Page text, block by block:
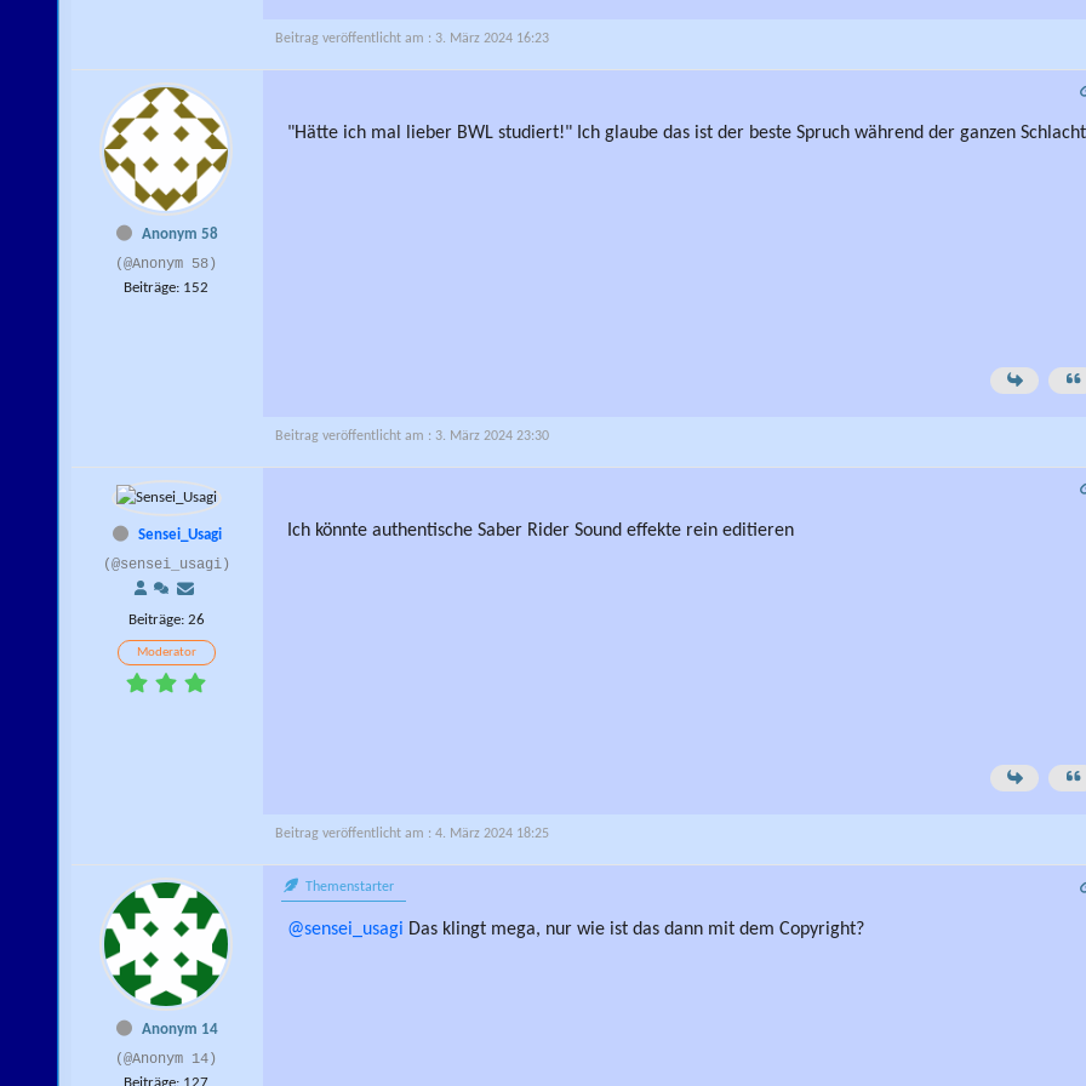
Beitrag veröffentlicht am : 3. März 2024 16:23
Anonym 58
(@Anonym 58)
Beiträge: 152
"Hätte ich mal lieber BWL studiert!" Ich glaube das ist der beste Spruch während der ganzen
Beitrag veröffentlicht am : 3. März 2024 23:30
Sensei_Usagi
(@sensei_usagi)
Beiträge: 26
Moderator
Ich könnte authentische Saber Rider Sound effekte rein editieren
Beitrag veröffentlicht am : 4. März 2024 18:25
Anonym 14
(@Anonym 14)
Themenstarter
@sensei_usagi Das klingt mega, nur wie ist das dann mit dem Copyright?